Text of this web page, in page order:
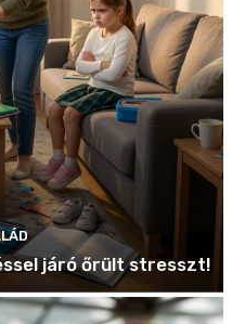
járó őrült stresszt!